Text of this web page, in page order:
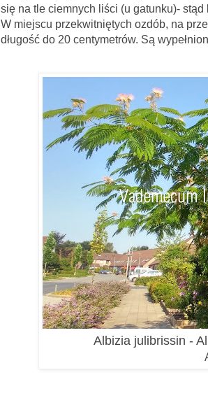
się na tle ciemnych liści (u gatunku)-
W miejscu przekwitniętych ozdób, na
długość do 20 centymetrów. Są
Albizia julibrissin -